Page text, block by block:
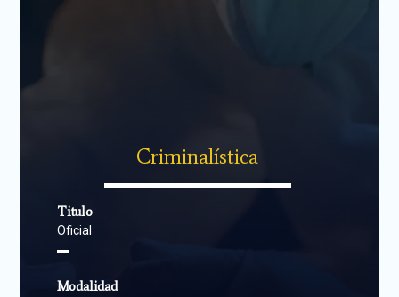
Criminalística
▬▬▬▬▬▬▬▬▬▬▬▬▬▬
Titulo
Oficial
▬
Modalidad